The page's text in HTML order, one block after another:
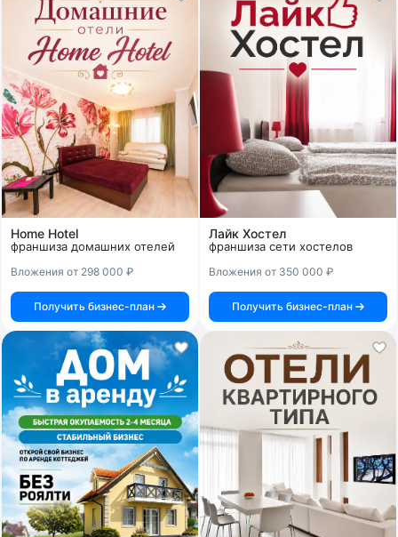
Home Hotel
франшиза домашних отелей
Вложения от 298 000 ₽
Получить бизнес-план
Лайк Хостел
франшиза сети хостелов
Вложения от 350 000 ₽
Получить бизнес-план